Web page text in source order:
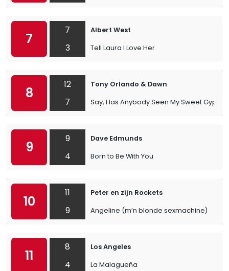
7
7
3
Albert West
Tell Laura I Love Her
8
12
7
Tony Orlando & Dawn
Say, Has Anybody Seen My Sweet Gypsy
9
9
4
Dave Edmunds
Born to Be With You
10
11
9
Peter en zijn Rockets
Angeline (m’n blonde sexmachine)
11
8
4
Los Angeles
La Malagueña